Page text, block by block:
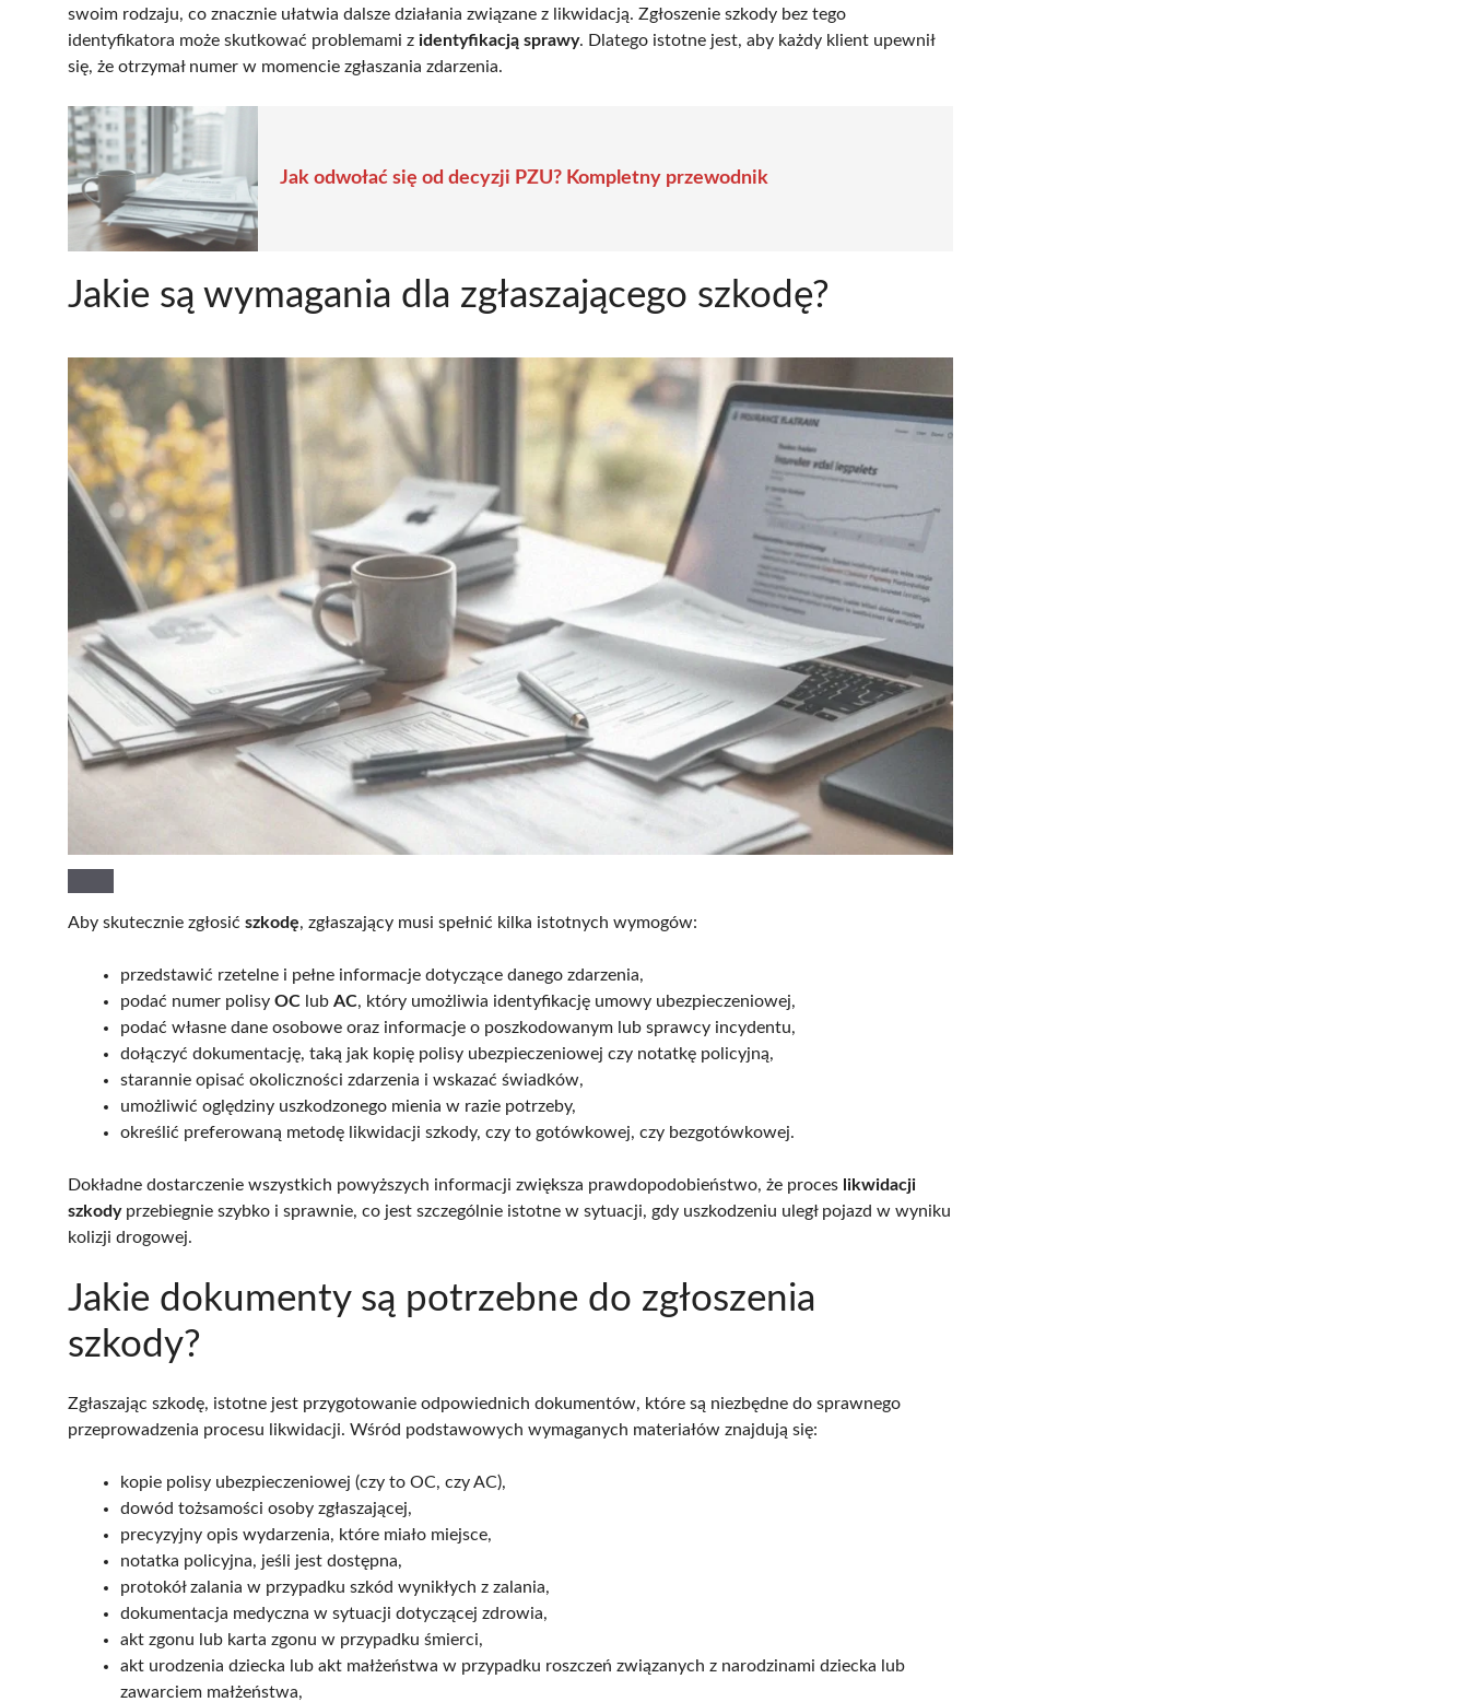
swoim rodzaju, co znacznie ułatwia dalsze działania związane z likwidacją. Zgłoszenie szkody bez tego
identyfikatora może skutkować problemami z identyfikacją sprawy. Dlatego istotne jest, aby każdy klient upewnił
się, że otrzymał numer w momencie zgłaszania zdarzenia.
Jak odwołać się od decyzji PZU? Kompletny przewodnik
Jakie są wymagania dla zgłaszającego szkodę?
Aby skutecznie zgłosić szkodę, zgłaszający musi spełnić kilka istotnych wymogów:
przedstawić rzetelne i pełne informacje dotyczące danego zdarzenia,
podać numer polisy OC lub AC, który umożliwia identyfikację umowy ubezpieczeniowej,
podać własne dane osobowe oraz informacje o poszkodowanym lub sprawcy incydentu,
dołączyć dokumentację, taką jak kopię polisy ubezpieczeniowej czy notatkę policyjną,
starannie opisać okoliczności zdarzenia i wskazać świadków,
umożliwić oględziny uszkodzonego mienia w razie potrzeby,
określić preferowaną metodę likwidacji szkody, czy to gotówkowej, czy bezgotówkowej.
Dokładne dostarczenie wszystkich powyższych informacji zwiększa prawdopodobieństwo, że proces likwidacji
szkodyprzebiegnie szybko i sprawnie, co jest szczególnie istotne w sytuacji, gdy uszkodzeniu uległ pojazd w wyniku
kolizji drogowej.
Jakie dokumenty są potrzebne do zgłoszenia
szkody?
Zgłaszając szkodę, istotne jest przygotowanie odpowiednich dokumentów, które są niezbędne do sprawnego
przeprowadzenia procesu likwidacji. Wśród podstawowych wymaganych materiałów znajdują się:
kopie polisy ubezpieczeniowej (czy to OC, czy AC),
dowód tożsamości osoby zgłaszającej,
precyzyjny opis wydarzenia, które miało miejsce,
notatka policyjna, jeśli jest dostępna,
protokół zalania w przypadku szkód wynikłych z zalania,
dokumentacja medyczna w sytuacji dotyczącej zdrowia,
akt zgonu lub karta zgonu w przypadku śmierci,
akt urodzenia dziecka lub akt małżeństwa w przypadku roszczeń związanych z narodzinami dziecka lub
zawarciem małżeństwa,